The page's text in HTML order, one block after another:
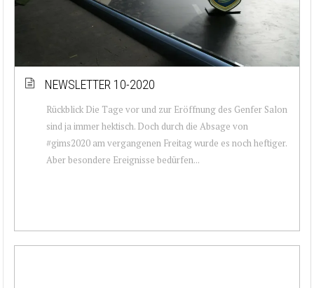
NEWSLETTER 10-2020
Rückblick Die Tage vor und zur Eröffnung des Genfer Salon
sind ja immer hektisch. Doch durch die Absage von
#gims2020 am vergangenen Freitag wurde es noch heftiger.
Aber besondere Ereignisse bedürfen...